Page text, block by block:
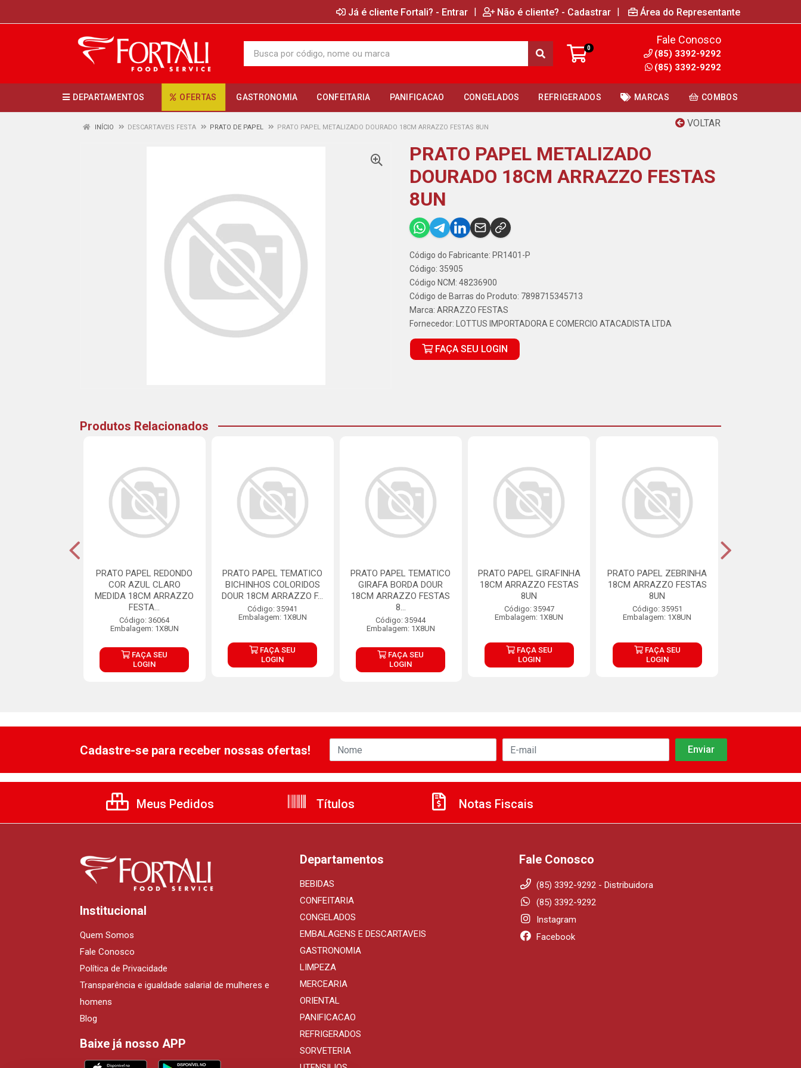
Já é cliente Fortali? - Entrar | Não é cliente? - Cadastrar | Área do Representante
0
Fale Conosco
(85) 3392-9292
(85) 3392-9292
DEPARTAMENTOS OFERTAS GASTRONOMIA CONFEITARIA PANIFICACAO CONGELADOS REFRIGERADOS MARCAS COMBOS
VOLTAR
INÍCIO DESCARTAVEIS FESTA PRATO DE PAPEL PRATO PAPEL METALIZADO DOURADO 18CM ARRAZZO FESTAS 8UN
PRATO PAPEL METALIZADO
DOURADO 18CM ARRAZZO FESTAS
8UN
Código do Fabricante: PR1401-P
Código: 35905
Código NCM: 48236900
Código de Barras do Produto: 7898715345713
Marca: ARRAZZO FESTAS
Fornecedor:
LOTTUS IMPORTADORA E COMERCIO ATACADISTA LTDA
FAÇA SEU LOGIN
Produtos Relacionados
PRATO PAPEL REDONDO
COR AZUL CLARO
MEDIDA 18CM ARRAZZO
FESTA...
Código: 36064
Embalagem: 1X8UN
FAÇA SEU
LOGIN
PRATO PAPEL TEMATICO
BICHINHOS COLORIDOS
DOUR 18CM ARRAZZO F...
Código: 35941
Embalagem: 1X8UN
FAÇA SEU
LOGIN
PRATO PAPEL TEMATICO
GIRAFA BORDA DOUR
18CM ARRAZZO FESTAS
8...
Código: 35944
Embalagem: 1X8UN
FAÇA SEU
LOGIN
PRATO PAPEL GIRAFINHA
18CM ARRAZZO FESTAS
8UN
Código: 35947
Embalagem: 1X8UN
FAÇA SEU
LOGIN
PRATO PAPEL ZEBRINHA
18CM ARRAZZO FESTAS
8UN
Código: 35951
Embalagem: 1X8UN
FAÇA SEU
LOGIN
Cadastre-se para receber nossas ofertas!
Meus Pedidos Títulos Notas Fiscais
Institucional
Quem Somos
Fale Conosco
Política de Privacidade
Transparência e igualdade salarial de mulheres e
homens
Blog
Baixe já nosso APP
Departamentos
BEBIDAS
CONFEITARIA
CONGELADOS
EMBALAGENS E DESCARTAVEIS
GASTRONOMIA
LIMPEZA
MERCEARIA
ORIENTAL
PANIFICACAO
REFRIGERADOS
SORVETERIA
Fale Conosco
(85) 3392-9292 - Distribuidora
(85) 3392-9292
Instagram
Facebook